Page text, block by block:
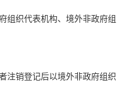
组织代表机构、境外非政府组
注销登记后以境外非政府组织